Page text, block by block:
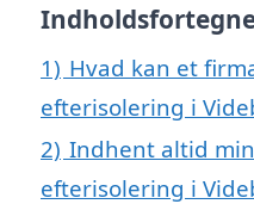
1) Hvad kan et
efterisolering i
2) Indhent altid
efterisolering i